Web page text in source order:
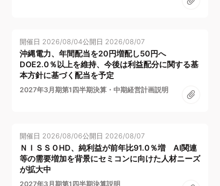
開催日 2026/08/04公開日 2026/08/07
沖縄電力、年間配当を20円増配し50円へ
DOE2.0％以上を維持、今後は利益配分に関する基
本方針に基づく配当を予定
2027年3月期第1四半期決算・中期経営計画説明
開催日 2026/08/06公開日 2026/08/07
ＮＩＳＳＯHD、純利益が前年比91.0％増 AI関連
等の需要増加を背景にセミコンに向けた人材ニーズ
が拡大中
2027年3月期第1四半期決算説明